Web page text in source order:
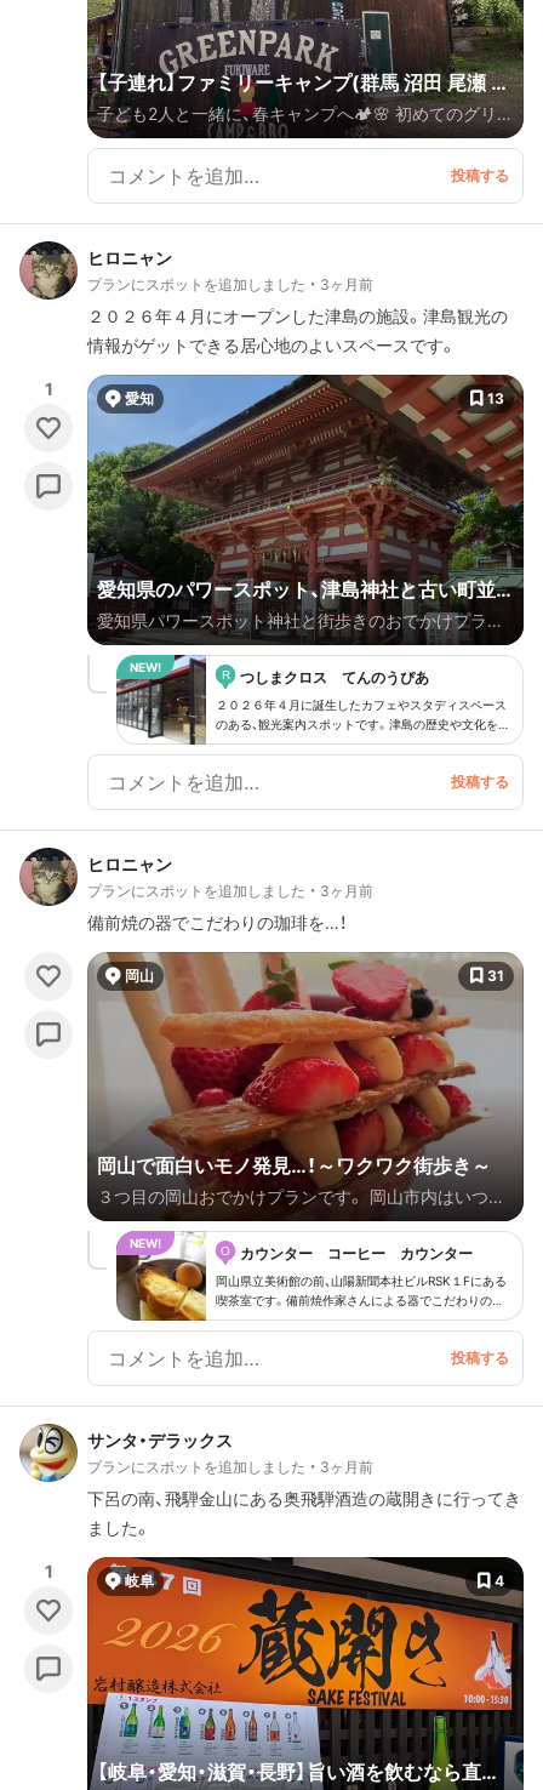
【子連れ】ファミリーキャンプ(群馬 沼田 尾瀬 川
場)
子ども2人と一緒に、春キャンプへ🏕️🌸 初めてのグリー
ンパークふきわれへ行ってきました！ ほぼノープラン
で行ったけど、道の駅や温泉が充実していて、キャンプ
以外も大満足✨ 自然も遊びもゆるっと楽しめて、いい
リフレッシュに◎ 2泊3日で巡ったスポットも紹介して
いきます📍
ヒロニャン
プランにスポットを追加しました 3ヶ月前
２０２６年４月にオープンした津島の施設。津島観光の
情報がゲットできる居心地のよいスペースです。
1 愛知 13
愛知県のパワースポット、津島神社と古い町並
みを訪ねて…！
愛知県パワースポット神社と街歩きのおでかけプラン
です。 今回は、”厄除け、疫病除けの神さま”、津島神社が
メインです。 その周辺のお寺やカフェ、古い町並みめ
ぐりもご紹介します。 津島神社は境内に歴史ある建物
が残されていて、見どころもいっぱいです。 織田家、豊
また境内の小さなお社をめぐる”津島神社6社めぐり”も
内をあちこち歩き回って、小さなお社を捜し出し、 その
神さまに叶えてもらえそうなお願い事をします。 津島
残っています。 古い商家の建物、昔の井戸や道標、屋根
神さまを捜して歩くのも楽しいです。 津島神社参拝の
後、ぜひ本町通り周辺を歩いてみて下さい。
R つしまクロス てんのうぴあ
２０２６年４月に誕生したカフェやスタディスペース
のある、観光案内スポットです。津島の歴史や文化を伝
える本を供え、旅の予習復習に、ちょっとした休憩に活
読めるフリースペースが気にいっています。
ヒロニャン
プランにスポットを追加しました 3ヶ月前
備前焼の器でこだわりの珈琲を…！
岡山 31
岡山で面白いモノ発見…！～ワクワク街歩き～
３つ目の岡山おでかけプランです。 岡山市内はいつも
出張ついでにちょっと街歩きをするだけ…。 フルーツ
パフェの店や駅前の居酒屋は詳しくなりましたが、観光
スポットをじっくり見て回ることは少なかったです。
今回は、ほんのちょっとの時間を使って”面白いもの”を
と仕事の前日、夕方に岡山に着きました。 ”フルーツパ
ルバーノ」へ。 パフェの提供時間がPm.５：３０までな
ので、この時間に間に合うように…！ 次に、ちょうど夜
間公開期間中だった岡山城と岡山後楽園へ。 美しくラ
イトアップされた岡山城と岡山後楽園を見て回りまし
の素敵なカフェへ。 仕事先へは、話題の路面電車で…。
仕事先のビルから窓の外を眺めていたら、面白い建物を
発見しました。 仕事が終わって岡山駅に戻ったら、お
土産ショッピングも忘れない…！
O カウンター コーヒー カウンター
岡山県立美術館の前、山陽新聞本社ビルRSK１Fにある
喫茶室です。備前焼作家さんによる器でこだわりの珈
琲をいただくことができます。１１時までのモーニン
の食材にこだわったバタートーストとゆで玉子が運ば
サンタ・デラックス
プランにスポットを追加しました 3ヶ月前
下呂の南、飛騨金山にある奥飛騨酒造の蔵開きに行ってき
ました。
1 岐阜 4
【岐阜・愛知・滋賀・長野】旨い酒を飲むなら直接